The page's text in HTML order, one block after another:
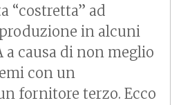
“costretta” ad
in alcuni
causa di non meglio
con un
fornitore terzo. Ecco